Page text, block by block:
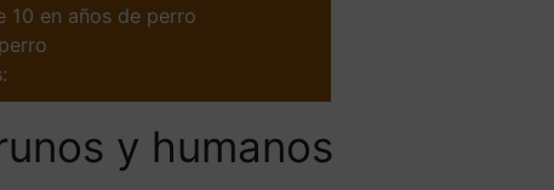
10 en años de perro
y humanos